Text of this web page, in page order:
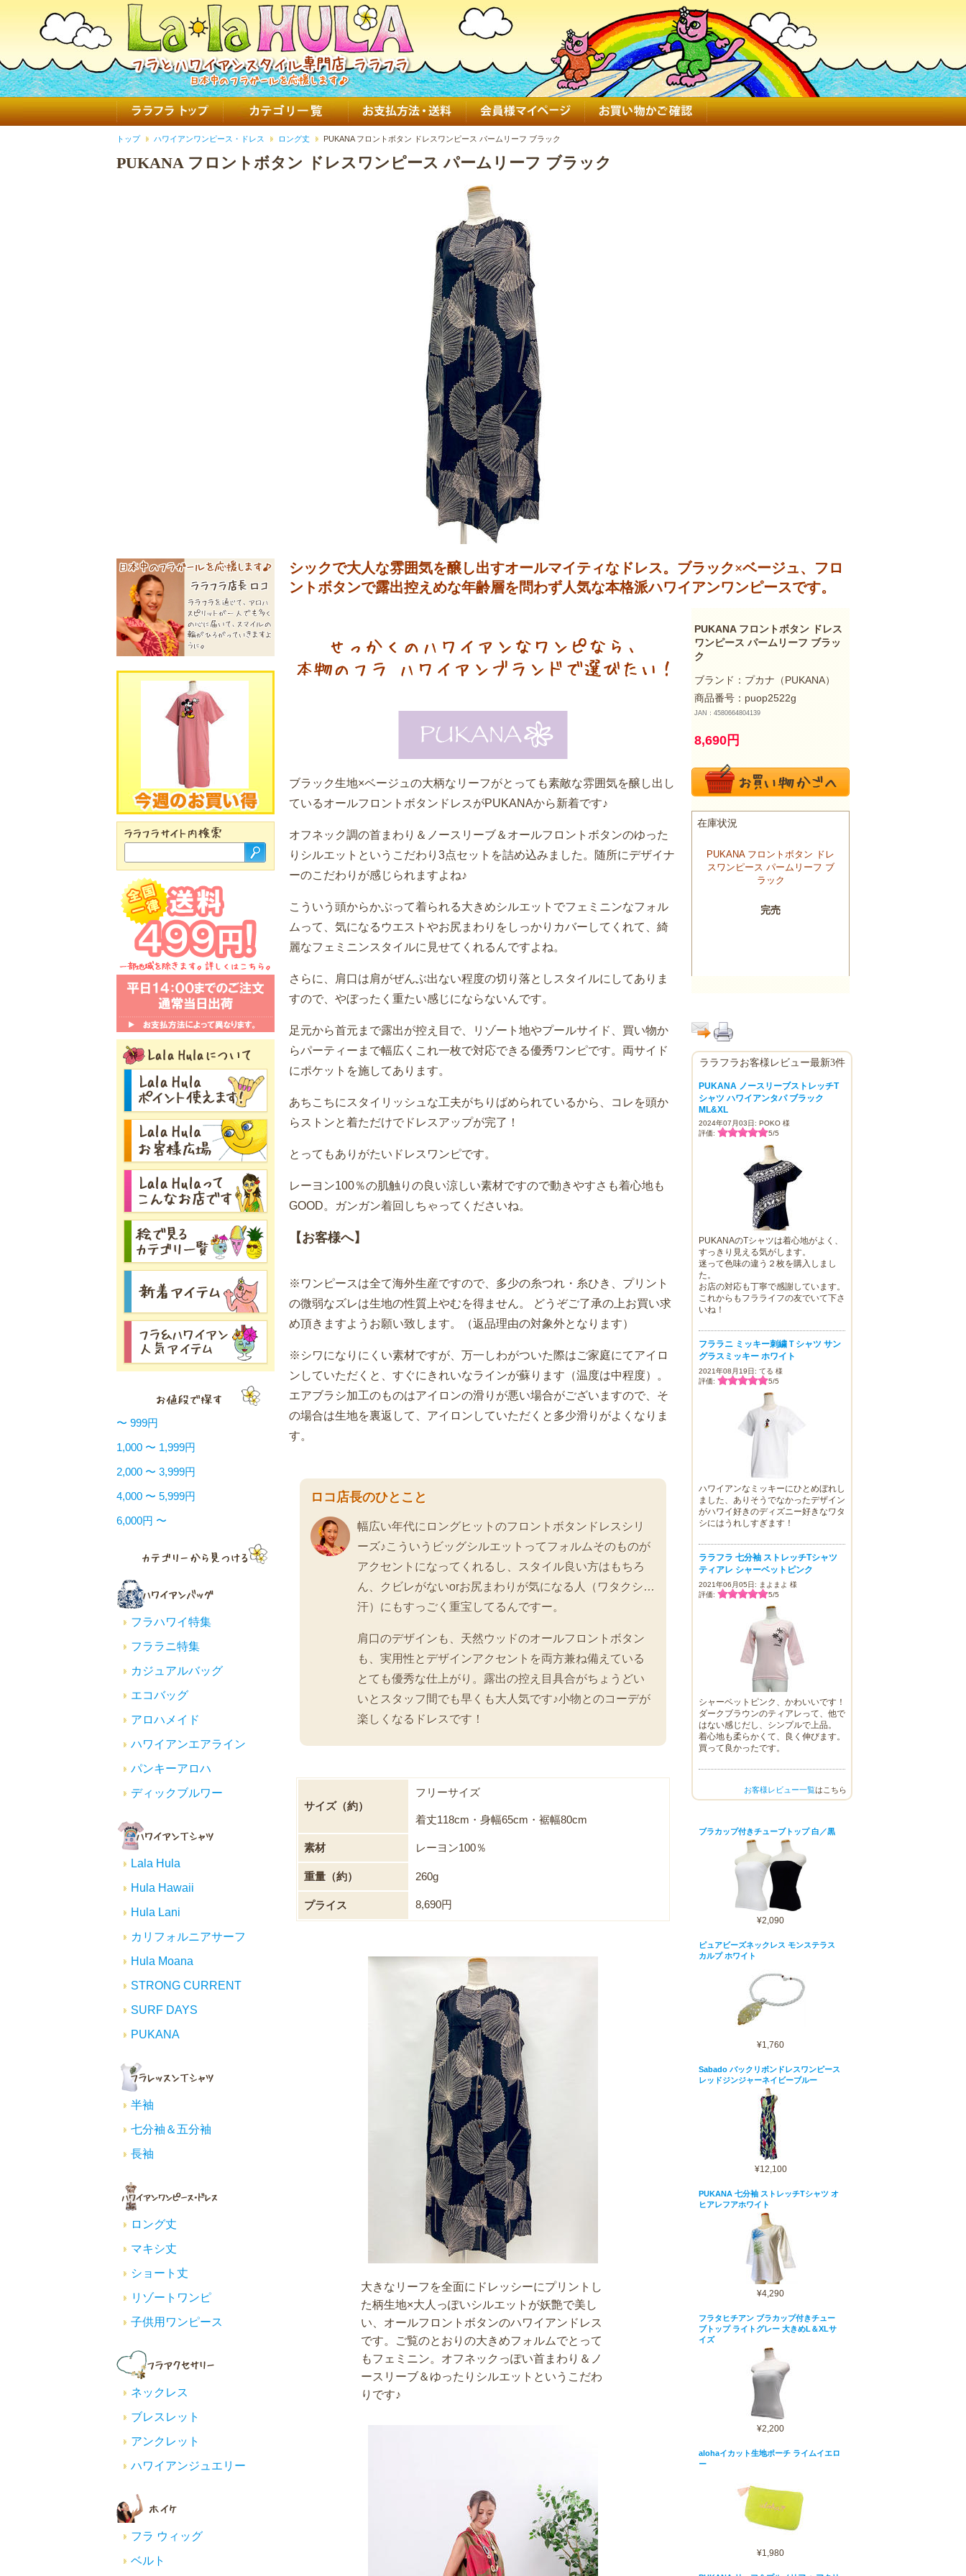
トップ ハワイアンワンピース・ドレス ロング丈 PUKANA フロントボタン ドレスワンピース パームリーフ ブラック
PUKANA フロントボタン ドレスワンピース パームリーフ ブラック
シックで大人な雰囲気を醸し出すオールマイティなドレス。ブラック×ベージュ、フロ
ントボタンで露出控えめな年齢層を問わず人気な本格派ハワイアンワンピースです。
ブラック生地×ベージュの大柄なリーフがとっても素敵な雰囲気を醸し出し
ているオールフロントボタンドレスがPUKANAから新着です♪
オフネック調の首まわり＆ノースリーブ＆オールフロントボタンのゆった
りシルエットというこだわり3点セットを詰め込みました。随所にデザイナ
ーのこだわりが感じられますよね♪
こういう頭からかぶって着られる大きめシルエットでフェミニンなフォル
ムって、気になるウエストやお尻まわりをしっかりカバーしてくれて、綺
麗なフェミニンスタイルに見せてくれるんですよね。
さらに、肩口は肩がぜんぶ出ない程度の切り落としスタイルにしてありま
すので、やぼったく重たい感じにならないんです。
足元から首元まで露出が控え目で、リゾート地やプールサイド、買い物か
らパーティーまで幅広くこれ一枚で対応できる優秀ワンピです。両サイド
にポケットを施してあります。
あちこちにスタイリッシュな工夫がちりばめられているから、コレを頭か
らストンと着ただけでドレスアップが完了！
とってもありがたいドレスワンピです。
レーヨン100％の肌触りの良い涼しい素材ですので動きやすさも着心地も
GOOD。ガンガン着回しちゃってくださいね。
【お客様へ】
※ワンピースは全て海外生産ですので、多少の糸つれ・糸ひき、プリント
の微弱なズレは生地の性質上やむを得ません。 どうぞご了承の上お買い求
め頂きますようお願い致します。（返品理由の対象外となります）
※シワになりにくい素材ですが、万一しわがついた際はご家庭にてアイロ
ンしていただくと、すぐにきれいなラインが蘇ります（温度は中程度）。
エアブラシ加工のものはアイロンの滑りが悪い場合がございますので、そ
の場合は生地を裏返して、アイロンしていただくと多少滑りがよくなりま
す。
ロコ店長のひとこと
幅広い年代にロングヒットのフロントボタンドレスシリ
ーズ♪こういうビッグシルエットってフォルムそのものが
アクセントになってくれるし、スタイル良い方はもちろ
ん、クビレがないorお尻まわりが気になる人（ワタクシ…
汗）にもすっごく重宝してるんですー。
肩口のデザインも、天然ウッドのオールフロントボタン
も、実用性とデザインアクセントを両方兼ね備えている
とても優秀な仕上がり。露出の控え目具合がちょうどい
いとスタッフ間でも早くも大人気です♪小物とのコーデが
楽しくなるドレスです！
サイズ（約）
フリーサイズ
着丈118cm・身幅65cm・裾幅80cm
素材 レーヨン100％
重量（約） 260g
プライス 8,690円
大きなリーフを全面にドレッシーにプリントし
た柄生地×大人っぽいシルエットが妖艶で美し
い、オールフロントボタンのハワイアンドレス
です。ご覧のとおりの大きめフォルムでとって
もフェミニン。オフネックっぽい首まわり＆ノ
ースリーブ＆ゆったりシルエットというこだわ
りです♪
PUKANA フロントボタン ドレス
ワンピース パームリーフ ブラッ
ク
ブランド：プカナ（PUKANA）
商品番号：puop2522g
JAN：4580664804139
8,690円
ララフラお客様レビュー最新3件
PUKANA ノースリーブストレッチT
シャツ ハワイアンタパ ブラック
ML&XL
2024年07月03日: POKO 様
評価:
5/5
PUKANAのTシャツは着心地がよく、
すっきり見える気がします。
迷って色味の違う２枚を購入しまし
た。
お店の対応も丁寧で感謝しています。
これからもフラライフの友でいて下さ
いね！
フララニ ミッキー刺繍Ｔシャツ サン
グラスミッキー ホワイト
2021年08月19日: てる 様
評価:
5/5
ハワイアンなミッキーにひとめぼれし
ました、ありそうでなかったデザイン
がハワイ好きのディズニー好きなワタ
シにはうれしすぎます！
ララフラ 七分袖 ストレッチTシャツ
ティアレ シャーベットピンク
2021年06月05日: まよまよ 様
評価:
5/5
シャーベットピンク、かわいいです！
ダークブラウンのティアレって、他で
はない感じだし、シンプルで上品。
着心地も柔らかくて、良く伸びます。
買って良かったです。
お客様レビュー一覧はこちら
ブラカップ付きチューブトップ 白／黒
¥2,090
ピュアビーズネックレス モンステラス
カルプ ホワイト
¥1,760
Sabado バックリボンドレスワンピース
レッドジンジャーネイビーブルー
¥12,100
PUKANA 七分袖 ストレッチTシャツ オ
ヒアレフアホワイト
¥4,290
フラタヒチアン ブラカップ付きチュー
ブトップ ライトグレー 大きめL＆XLサ
イズ
¥2,200
alohaイカット生地ポーチ ライムイエロ
ー
¥1,980
〜 999円
1,000 〜 1,999円
2,000 〜 3,999円
4,000 〜 5,999円
6,000円 〜
フラハワイ特集
フララニ特集
カジュアルバッグ
エコバッグ
アロハメイド
ハワイアンエアライン
パンキーアロハ
ディックブルワー
Lala Hula
Hula Hawaii
Hula Lani
カリフォルニアサーフ
Hula Moana
STRONG CURRENT
SURF DAYS
PUKANA
半袖
七分袖＆五分袖
長袖
ロング丈
マキシ丈
ショート丈
リゾートワンピ
子供用ワンピース
ネックレス
ブレスレット
アンクレット
ハワイアンジュエリー
フラ ウィッグ
ベルト